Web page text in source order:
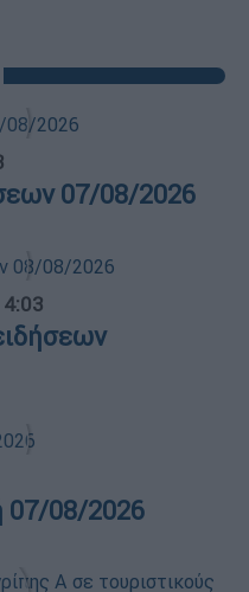
07/08/2026
07/08/2026